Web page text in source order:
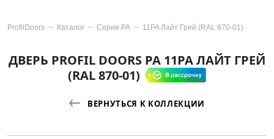
ProfilDoors Каталог Серия PA 11PA Лайт Грей (RAL 870-01)
ДВЕРЬ PROFIL DOORS PA 11PA ЛАЙТ ГРЕЙ
(RAL 870-01)
ВЕРНУТЬСЯ К КОЛЛЕКЦИИ